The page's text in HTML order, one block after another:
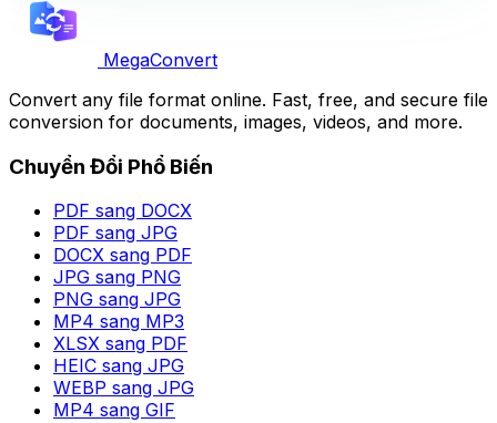
MegaConvert
Convert any file format online. Fast, free, and secure file
conversion for documents, images, videos, and more.
Chuyển Đổi Phổ Biến
PDF sang DOCX
PDF sang JPG
DOCX sang PDF
JPG sang PNG
PNG sang JPG
MP4 sang MP3
XLSX sang PDF
HEIC sang JPG
WEBP sang JPG
MP4 sang GIF